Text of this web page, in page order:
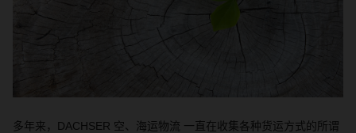
多年来， DACHSER 空、海运物流 一直在收集各种货运方式的所谓